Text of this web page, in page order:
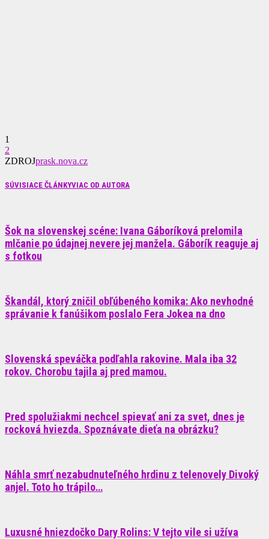
1
2
ZDROJprask.nova.cz
SÚVISIACE ČLÁNKYVIAC OD AUTORA
Šok na slovenskej scéne: Ivana Gáboríková prelomila
mlčanie po údajnej nevere jej manžela. Gáborík reaguje aj
s fotkou
Škandál, ktorý zničil obľúbeného komika: Ako nevhodné
správanie k fanúšikom poslalo Fera Jokea na dno
Slovenská speváčka podľahla rakovine. Mala iba 32
rokov. Chorobu tajila aj pred mamou.
Pred spolužiakmi nechcel spievať ani za svet, dnes je
rocková hviezda. Spoznávate dieťa na obrázku?
Náhla smrť nezabudnuteľného hrdinu z telenovely Divoký
anjel. Toto ho trápilo…
Luxusné hniezdočko Dary Rolins: V tejto vile si užíva